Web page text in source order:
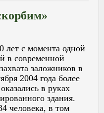
лет с момента одной
в современной
заложников в
2004 года более
в руках
здания.
человека, в том